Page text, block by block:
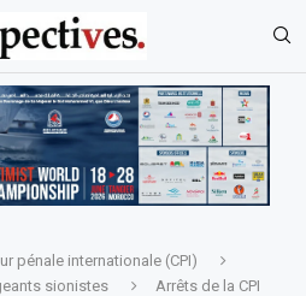
pénale internationale (CPI)
sionistes
Arrêts de la CPI